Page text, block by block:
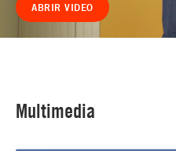
ABRIR VIDEO
Multimedia